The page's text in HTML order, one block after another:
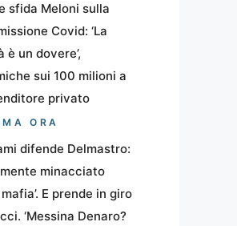
sfida Meloni sulla
Covid: ‘La
è un dovere’,
sui 100 milioni a
privato
ORA
difende Delmastro:
minacciato
E prende in giro
‘Messina Denaro?